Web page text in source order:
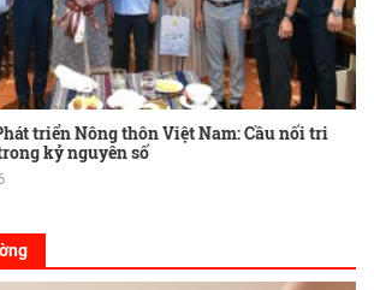
triển Nông thôn Việt Nam: Cầu nối tri
kỷ nguyên số